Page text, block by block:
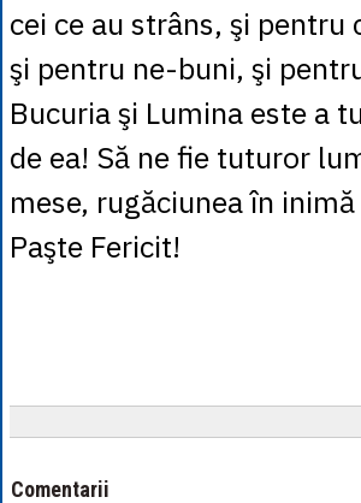
cei ce au strâns, şi
şi pentru ne-buni, şi
Bucuria şi Lumina este a
de ea! Să ne fie tuturor
mese, rugăciunea în
Paşte Fericit!
Comentarii